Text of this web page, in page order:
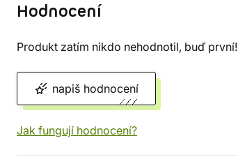
Hodnocení
Produkt zatím nikdo nehodnotil, buď první!
napiš hodnocení
Jak fungují hodnocení?